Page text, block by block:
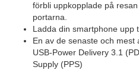
förbli uppkopplade på
portarna.
Ladda din smartphone upp
En av de senaste och mest
USB-Power Delivery 3.1
Supply (PPS)